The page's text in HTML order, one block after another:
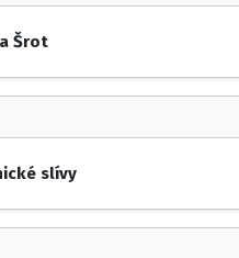
Šrot
slívy